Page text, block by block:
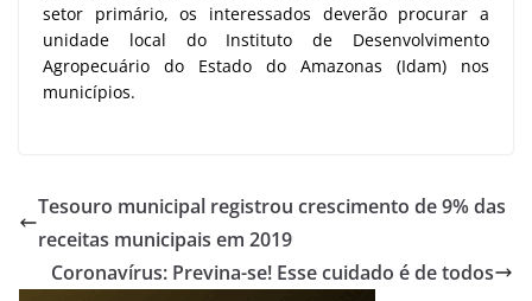
setor primário, os interessados deverão procurar a
unidade local do Instituto de Desenvolvimento
Agropecuário do Estado do Amazonas (Idam) nos
municípios.
Tesouro municipal registrou crescimento de 9% das
receitas municipais em 2019
Coronavírus: Previna-se! Esse cuidado é de todos